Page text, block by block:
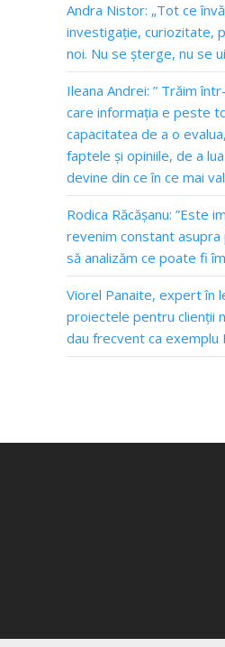
Andra Nistor: „Tot ce
investigație, curiozitate,
noi. Nu se șterge, nu se
Ileana Andrei: ” Trăim
care informația e peste
capacitatea de a o
faptele și opiniile, de a
devine din ce în ce mai
Rodica Răcășanu: ”Este
revenim constant
să analizăm ce poate fi
Viorel Panaite, expert în
proiectele pentru clienții
dau frecvent ca exemplu